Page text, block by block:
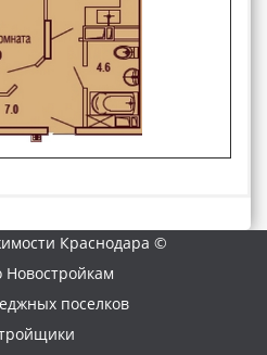
Краснодара ©
Новостройкам
поселков